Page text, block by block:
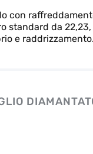
da
e raddrizzamento.